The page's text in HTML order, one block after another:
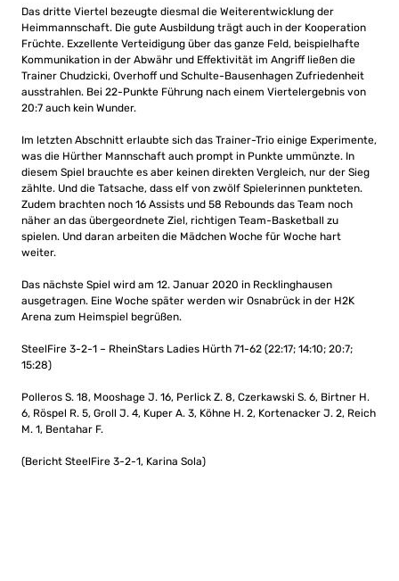
Das dritte Viertel bezeugte diesmal die Weiterentwicklung der
Heimmannschaft. Die gute Ausbildung trägt auch in der Kooperation
Früchte. Exzellente Verteidigung über das ganze Feld, beispielhafte
Kommunikation in der Abwähr und Effektivität im Angriff ließen die
Trainer Chudzicki, Overhoff und Schulte-Bausenhagen Zufriedenheit
ausstrahlen. Bei 22-Punkte Führung nach einem Viertelergebnis von
20:7 auch kein Wunder.
Im letzten Abschnitt erlaubte sich das Trainer-Trio einige Experimente,
was die Hürther Mannschaft auch prompt in Punkte ummünzte. In
diesem Spiel brauchte es aber keinen direkten Vergleich, nur der Sieg
zählte. Und die Tatsache, dass elf von zwölf Spielerinnen punkteten.
Zudem brachten noch 16 Assists und 58 Rebounds das Team noch
näher an das übergeordnete Ziel, richtigen Team-Basketball zu
spielen. Und daran arbeiten die Mädchen Woche für Woche hart
weiter.
Das nächste Spiel wird am 12. Januar 2020 in Recklinghausen
ausgetragen. Eine Woche später werden wir Osnabrück in der H2K
Arena zum Heimspiel begrüßen.
SteelFire 3-2-1 – RheinStars Ladies Hürth 71-62 (22:17; 14:10; 20:7;
15:28)
Polleros S. 18, Mooshage J. 16, Perlick Z. 8, Czerkawski S. 6, Birtner H.
6, Röspel R. 5, Groll J. 4, Kuper A. 3, Köhne H. 2, Kortenacker J. 2, Reich
M. 1, Bentahar F.
(Bericht SteelFire 3-2-1, Karina Sola)